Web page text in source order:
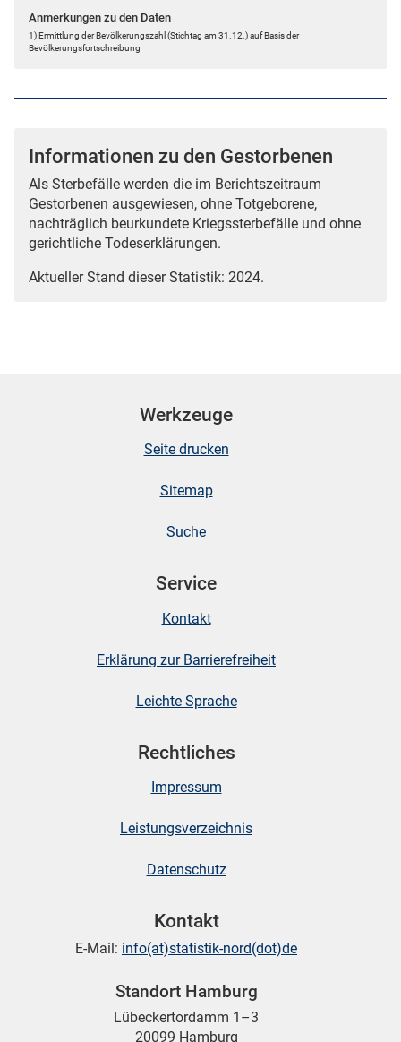
Anmerkungen zu den Daten
1) Ermittlung der Bevölkerungszahl (Stichtag am 31.12.) auf Basis der
Bevölkerungsfortschreibung
Informationen zu den Gestorbenen
Als Sterbefälle werden die im Berichtszeitraum
Gestorbenen ausgewiesen, ohne Totgeborene,
nachträglich beurkundete Kriegssterbefälle und ohne
gerichtliche Todeserklärungen.
Aktueller Stand dieser Statistik: 2024.
Werkzeuge
Seite drucken
Sitemap
Suche
Service
Kontakt
Erklärung zur Barrierefreiheit
Leichte Sprache
Rechtliches
Impressum
Leistungsverzeichnis
Datenschutz
Kontakt
E-Mail: info(at)statistik-nord(dot)de
Standort Hamburg
Lübeckertordamm 1–3
20099 Hamburg